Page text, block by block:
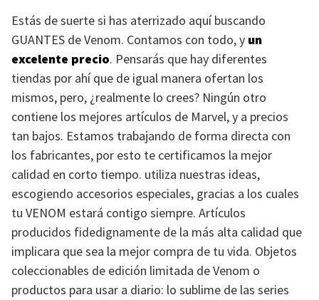
Estás de suerte si has aterrizado aquí buscando
GUANTES de Venom. Contamos con todo, y un
excelente precio. Pensarás que hay diferentes
tiendas por ahí que de igual manera ofertan los
mismos, pero, ¿realmente lo crees? Ningún otro
contiene los mejores artículos de Marvel, y a precios
tan bajos. Estamos trabajando de forma directa con
los fabricantes, por esto te certificamos la mejor
calidad en corto tiempo. utiliza nuestras ideas,
escogiendo accesorios especiales, gracias a los cuales
tu VENOM estará contigo siempre. Artículos
producidos fidedignamente de la más alta calidad que
implicara que sea la mejor compra de tu vida. Objetos
coleccionables de edición limitada de Venom o
productos para usar a diario: lo sublime de las series